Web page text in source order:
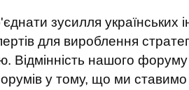
зусилля українських
для вироблення
Відмінність нашого форуму
у тому, що ми